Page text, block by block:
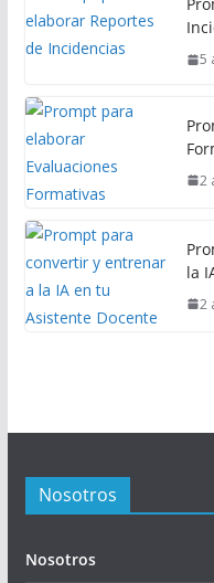
5
2
la
2
Nosotros
Nosotros